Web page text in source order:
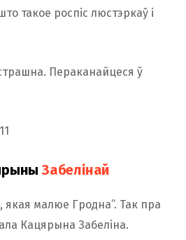
такое роспіс люстэркаў і
Пераканайцеся ў
Забелінай
якая малюе Гродна”. Так пра
Кацярына Забеліна.